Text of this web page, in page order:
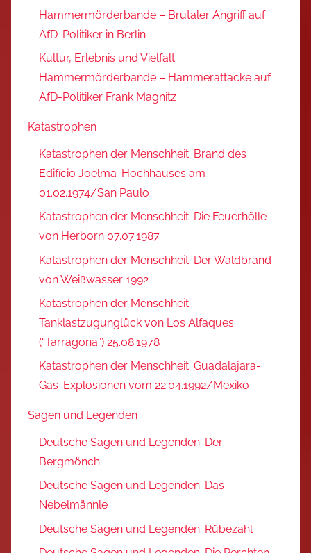
Hammermörderbande – Brutaler Angriff auf
AfD-Politiker in Berlin
Kultur, Erlebnis und Vielfalt:
Hammermörderbande – Hammerattacke auf
AfD-Politiker Frank Magnitz
Katastrophen
Katastrophen der Menschheit: Brand des
Edifício Joelma-Hochhauses am
01.02.1974/San Paulo
Katastrophen der Menschheit: Die Feuerhölle
von Herborn 07.07.1987
Katastrophen der Menschheit: Der Waldbrand
von Weißwasser 1992
Katastrophen der Menschheit:
Tanklastzugunglück von Los Alfaques
(“Tarragona”) 25.08.1978
Katastrophen der Menschheit: Guadalajara-
Gas-Explosionen vom 22.04.1992/Mexiko
Sagen und Legenden
Deutsche Sagen und Legenden: Der
Bergmönch
Deutsche Sagen und Legenden: Das
Nebelmännle
Deutsche Sagen und Legenden: Rübezahl